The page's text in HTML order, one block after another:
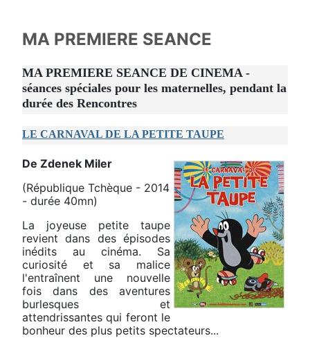
MA PREMIERE SEANCE
MA PREMIERE SEANCE DE CINEMA -
séances spéciales pour les maternelles, pendant la
durée des Rencontres
LE CARNAVAL DE LA PETITE TAUPE
De Zdenek Miler
(République Tchèque - 2014
- durée 40mn)
La joyeuse petite taupe
revient dans des épisodes
inédits au cinéma. Sa
curiosité et sa malice
l'entraînent une nouvelle
fois dans des aventures
burlesques et
attendrissantes qui feront le
bonheur des plus petits spectateurs...